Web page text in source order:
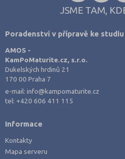
JSME TAM,
Poradenství v přípravě ke studiu
AMOS -
KamPoMaturite.cz, s.r.o.
Dukelských hrdinů 21
170 00 Praha 7
e-mail:info@kampomaturite.cz
tel: +420 606 411 115
Informace
Kontakty
Mapa serveru